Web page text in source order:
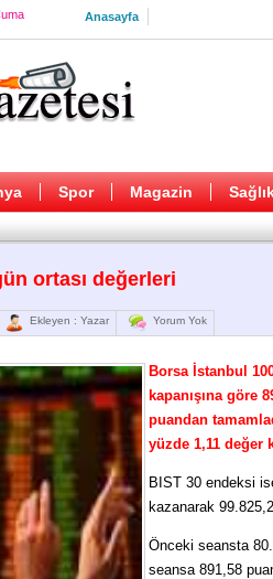
Anasayfa
Spor Magazin
ortası değerleri
Ekleyen : Yazar Yorum Yok
Borsa İstanbul
kapanışına göre
puandan
yüzde 1,11 değer
BIST 30 endeksi
kazanarak
Önceki seansta
seansa 891,58